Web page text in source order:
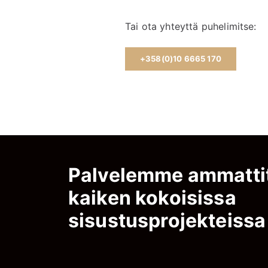
Tai ota yhteyttä puhelimitse:
+358(0)10 6665 170
Palvelemme
kaiken kokoisissa
sisustusprojekteissa